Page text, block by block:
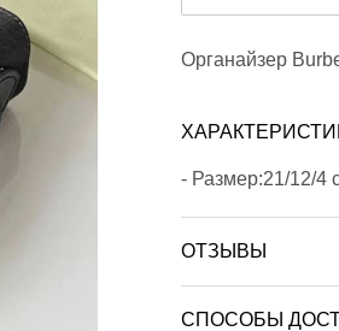
Органайзер
- Размер:21/12/4
ОТЗЫВЫ
СПОСОБЫ